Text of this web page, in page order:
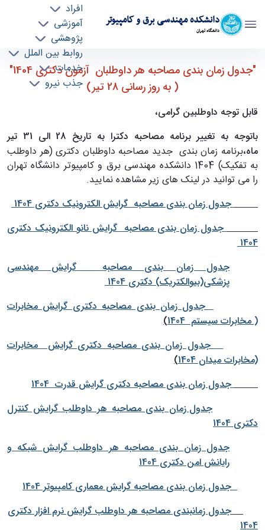
دانشکده مهندسی برق و کامپیوتر
دانشگاه تهران
افراد
آموزشی
پژوهشی
روابط بین الملل
خدمات
جذب نیرو
جدول زمان بندی مصاحبه هر داوطلب آزمون
"جدول زمان بندی مصاحبه هر داوطلبان آزمون دکتری 1404"
( به روز رسانی 28 تیر)
قابل توجه داوطلبین گرامی،
باتوجه به تغییر برنامه مصاحبه دکترا به تاریخ 28 الی 31 تیر
ماه،برنامه زمان بندی جدید مصاحبه داوطلبان دکتری (هر داوطلب
به تفکیک) 1404 دانشکده مهندسی برق و کامپیوتر دانشگاه تهران
را می توانید در لینک های زیر مشاهده نمایید.
جدول زمان بندی مصاحبه گرایش الکترونیک دکتری 1404
جدول زمان بندی مصاحبه گرایش نانو الکترونیک دکتری
1404
جدول زمان بندی مصاحبه گرایش مهندسی
پزشکی(بیوالکتریک) دکتری 1404
جدول زمان بندی مصاحبه دکتری گرایش مخابرات
( مخابرات سیستم 1404
)
جدول زمان بندی مصاحبه دکتری گرایش مخابرات
(مخابرات میدان 1404
)
جدول زمان بندی مصاحبه دکتری گرایش قدرت 1404
جدول زمان بندی مصاحبه هر داوطلب گرایش کنترل
دکتری 1404
جدول زمان بندی مصاحبه هر داوطلب گرایش شبکه و
رایانش امن دکتری 1404
جدول زمان بندی مصاحبه گرایش معماری کامپیوتر 1404
جدول زمانبندی مصاحبه هر داوطلب گرایش نرم افزار دکتری
1404